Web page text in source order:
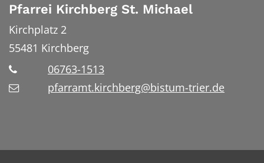
Pfarrei Kirchberg St. Michael
Kirchplatz 2
55481 Kirchberg
06763-1513
pfarramt.kirchberg@bistum-trier.de